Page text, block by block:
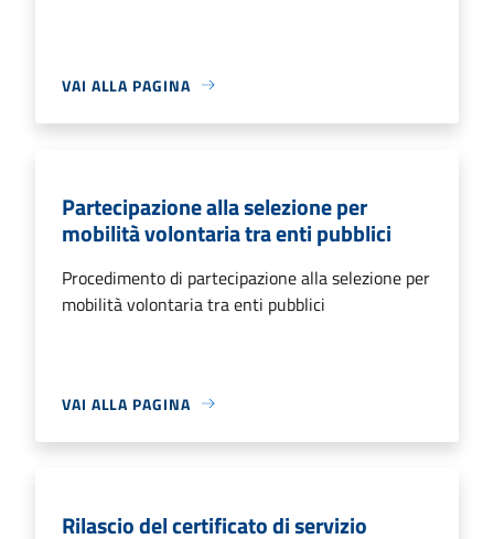
VAI ALLA PAGINA
Partecipazione alla selezione per
mobilità volontaria tra enti pubblici
Procedimento di partecipazione alla selezione per
mobilità volontaria tra enti pubblici
VAI ALLA PAGINA
Rilascio del certificato di servizio